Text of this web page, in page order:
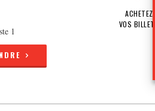
1
ACHETEZ
VOS BILLETS